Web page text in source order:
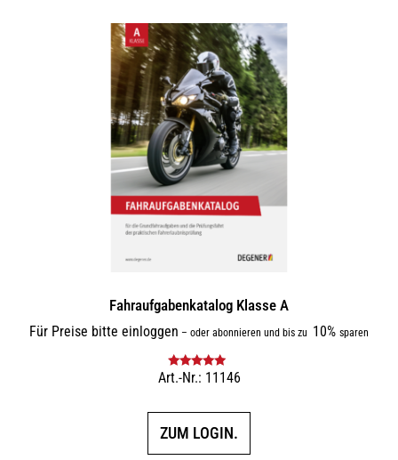
Fahraufgabenkatalog Klasse A
Für Preise bitte einloggen – oder abonnieren und bis zu 10% sparen
Bewertet mit
Art.-Nr.: 11146
ZUM LOGIN.